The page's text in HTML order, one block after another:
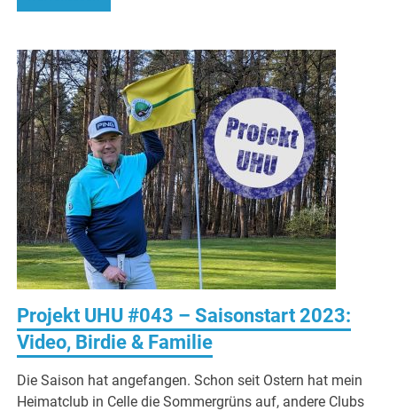
Projekt UHU #043 – Saisonstart 2023:
Video, Birdie & Familie
Die Saison hat angefangen. Schon seit Ostern hat mein
Heimatclub in Celle die Sommergrüns auf, andere Clubs